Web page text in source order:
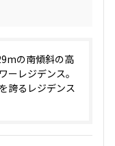
の南傾斜の高
ーレジデンス。
誇るレジデンス